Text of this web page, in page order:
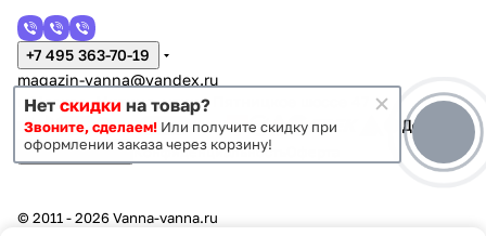
+7 495 363-70-19
magazin-vanna@yandex.ru
г. Москва, Митино, улица Пятницкое шоссе 47
Темная тема Конфиденциальность
© 2011 - 2026 Vanna-vanna.ru
Нет скидки на товар?
Звоните, сделаем! Или получите скидку при
оформлении заказа через корзину!